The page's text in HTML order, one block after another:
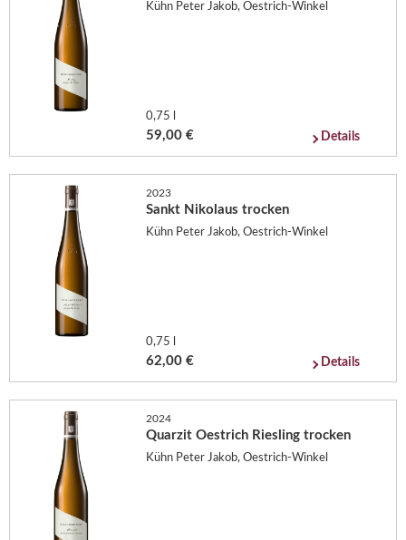
Kühn Peter Jakob, Oestrich-Winkel
0,75 l
59,00 € Details
2023
Sankt Nikolaus trocken
Kühn Peter Jakob, Oestrich-Winkel
0,75 l
62,00 € Details
2024
Quarzit Oestrich Riesling trocken
Kühn Peter Jakob, Oestrich-Winkel